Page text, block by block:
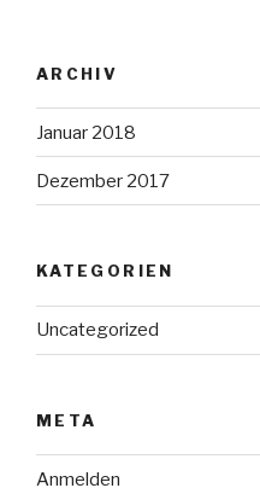
ARCHIV
Januar 2018
Dezember 2017
KATEGORIEN
Uncategorized
META
Anmelden